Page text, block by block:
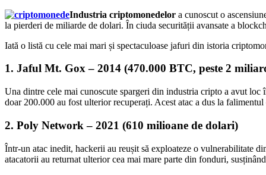
Industria criptomonedelor a cunoscut o
la pierderi de miliarde de dolari. În ciuda securității avansate a
Iată o listă cu cele mai mari și spectaculoase jafuri din istoria
1. Jaful Mt. Gox – 2014 (470.000 BTC, peste 2
Una dintre cele mai cunoscute spargeri din industria cripto a avut
doar 200.000 au fost ulterior recuperați. Acest atac a dus la
2. Poly Network – 2021 (610 milioane de dolari)
Într-un atac inedit, hackerii au reușit să exploateze o vulnerabilitate
atacatorii au returnat ulterior cea mai mare parte din fonduri,